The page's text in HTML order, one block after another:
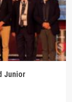
Junior